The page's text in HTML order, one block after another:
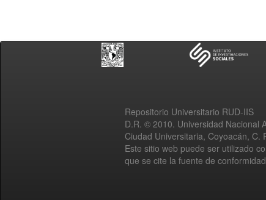
Repositorio Universitario RUD-IIS
D.R. © 2010. Universidad Nacional
Ciudad Universitaria, Coyoacán, C.
Este sitio web puede ser utilizado
que se cite la fuente de